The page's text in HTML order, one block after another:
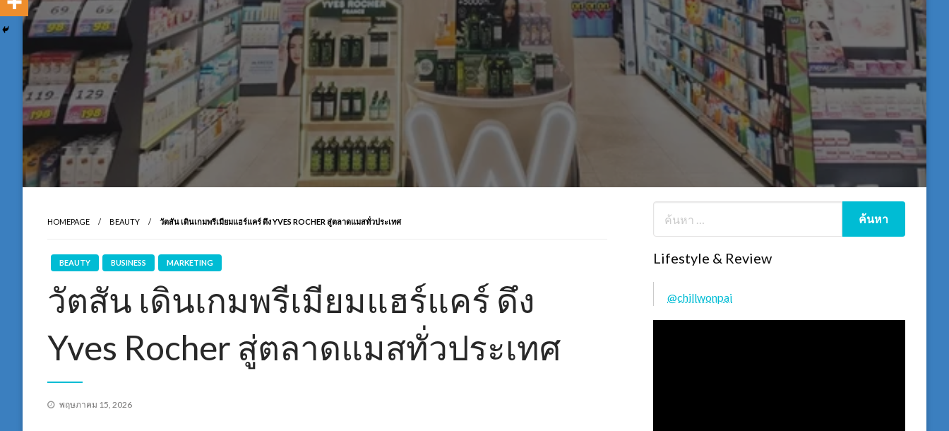
HOMEPAGE BEAUTY วัตสัน เดินเกมพรีเมียมแฮร์แคร์ ดึง YVES ROCHER สู่ตลาดแมสทั่วประเทศ
BEAUTY BUSINESS MARKETING
วัตสัน เดินเกมพรีเมียมแฮร์แคร์ ดึง
Yves Rocher สู่ตลาดแมสทั่วประเทศ
Posted
พฤษภาคม 15, 2026
Lifestyle & Review
@chillwonpai